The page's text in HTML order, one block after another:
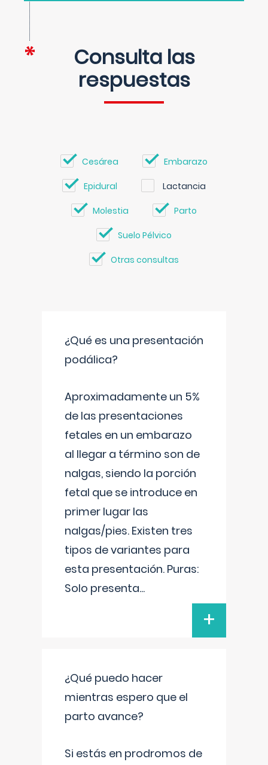
Consulta las
respuestas
Cesárea Embarazo
Epidural Lactancia
Molestia Parto
Suelo Pélvico
Otras consultas
¿Qué es una presentación
podálica?
Aproximadamente un 5%
de las presentaciones
fetales en un embarazo
al llegar a término son de
nalgas, siendo la porción
fetal que se introduce en
primer lugar las
nalgas/pies. Existen tres
tipos de variantes para
esta presentación. Puras:
Solo presenta...
+
¿Qué puedo hacer
mientras espero que el
parto avance?
Si estás en prodromos de